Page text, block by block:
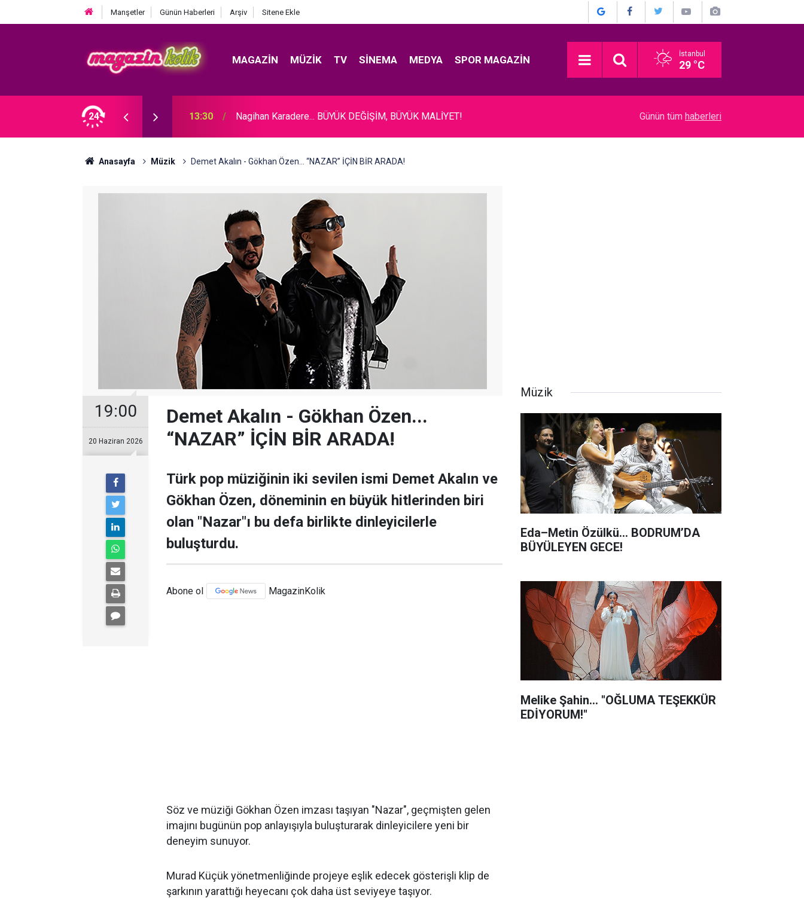
Manşetler Günün Haberleri Arşiv Sitene Ekle
MAGAZIN MÜZIK TV SINEMA MEDYA SPOR MAGAZIN İstanbul
29 °C
24
İTİRAF: “HAK ETTİ, AMA
13:30 Nagihan Karadere... BÜYÜK DEĞİŞİM, BÜYÜK MALİYET! Evlilik Güzeldir... MAHALLE SICAKLIĞI
Günün tüm haberleri
Anasayfa Müzik Demet Akalın - Gökhan Özen... “NAZAR” İÇİN BİR ARADA!
19:00
20 Haziran 2026
Demet Akalın - Gökhan Özen...
“NAZAR” İÇİN BİR ARADA!
Türk pop müziğinin iki sevilen ismi Demet Akalın ve
Gökhan Özen, döneminin en büyük hitlerinden biri
olan "Nazar"ı bu defa birlikte dinleyicilerle
buluşturdu.
Abone ol MagazinKolik
Söz ve müziği Gökhan Özen imzası taşıyan "Nazar", geçmişten gelen
imajını bugünün pop anlayışıyla buluşturarak dinleyicilere yeni bir
deneyim sunuyor.
Murad Küçük yönetmenliğinde projeye eşlik edecek gösterişli klip de
şarkının yarattığı heyecanı çok daha üst seviyeye taşıyor.
Müzik
Eda–Metin Özülkü... BODRUM’DA
BÜYÜLEYEN GECE!
Melike Şahin... "OĞLUMA TEŞEKKÜR
EDİYORUM!"